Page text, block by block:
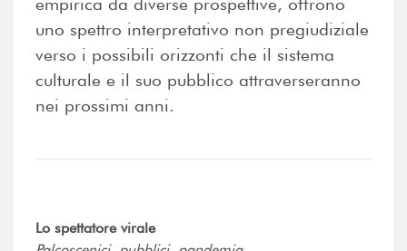
empirica da diverse prospettive, offrono
uno spettro interpretativo non pregiudiziale
verso i possibili orizzonti che il sistema
culturale e il suo pubblico attraverseranno
nei prossimi anni.
Lo spettatore virale